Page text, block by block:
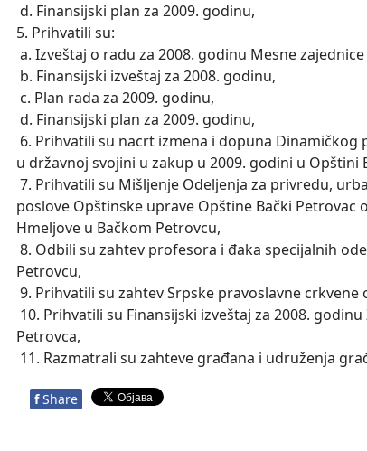
d. Finansijski plan za 2009. godinu,
5. Prihvatili su:
a. Izveštaj o radu za 2008. godinu Mesne
b. Finansijski izveštaj za 2008. godinu,
c. Plan rada za 2009. godinu,
d. Finansijski plan za 2009. godinu,
6. Prihvatili su nacrt izmena i dopuna
u državnoj svojini u zakup u 2009. godini u Opštini
7. Prihvatili su Mišljenje Odeljenja za privredu,
poslove Opštinske uprave Opštine Bački Petrovac
Hmeljove u Bačkom Petrovcu,
8. Odbili su zahtev profesora i đaka specijalnih
Petrovcu,
9. Prihvatili su zahtev Srpske pravoslavne crkvene
10. Prihvatili su Finansijski izveštaj za 2008.
Petrovca,
11. Razmatrali su zahteve građana i udruženja
f Share